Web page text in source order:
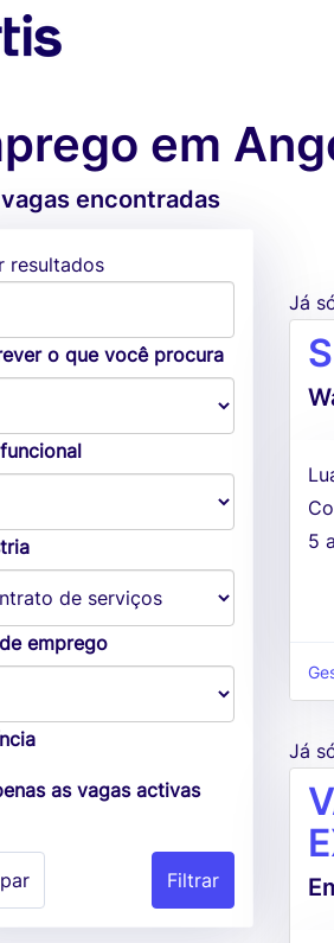
em
encontradas
resultados
o que você procura
emprego
as vagas activas
Já
5
Já